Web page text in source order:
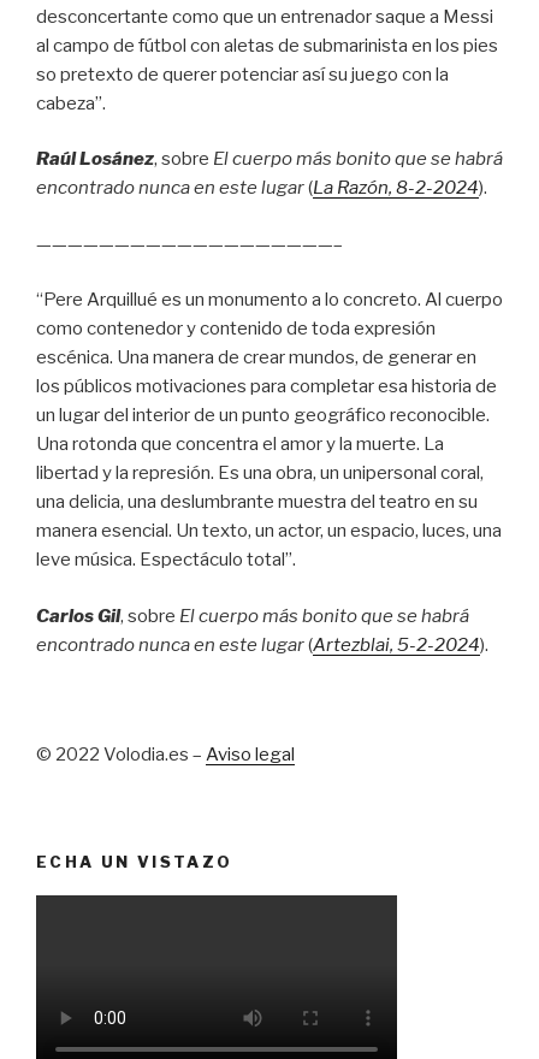
desconcertante como que un entrenador saque a Messi
al campo de fútbol con aletas de submarinista en los pies
so pretexto de querer potenciar así su juego con la
cabeza”.
Raúl Losánez, sobre El cuerpo más bonito que se habrá
encontrado nunca en este lugar(La Razón, 8-2-2024).
———————————————————–
“Pere Arquillué es un monumento a lo concreto. Al cuerpo
como contenedor y contenido de toda expresión
escénica. Una manera de crear mundos, de generar en
los públicos motivaciones para completar esa historia de
un lugar del interior de un punto geográfico reconocible.
Una rotonda que concentra el amor y la muerte. La
libertad y la represión. Es una obra, un unipersonal coral,
una delicia, una deslumbrante muestra del teatro en su
manera esencial. Un texto, un actor, un espacio, luces, una
leve música. Espectáculo total”.
Carlos Gil, sobre El cuerpo más bonito que se habrá
encontrado nunca en este lugar(Artezblai, 5-2-2024).
© 2022 Volodia.es – Aviso legal
ECHA UN VISTAZO